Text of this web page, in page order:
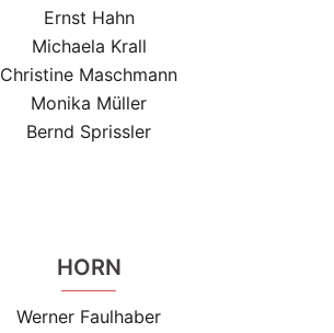
Ernst Hahn
Michaela Krall
Christine Maschmann
Monika Müller
Bernd Sprissler
HORN
Werner Faulhaber